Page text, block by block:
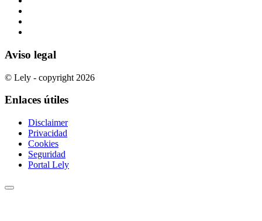
Aviso legal
© Lely - copyright 2026
Enlaces útiles
Disclaimer
Privacidad
Cookies
Seguridad
Portal Lely